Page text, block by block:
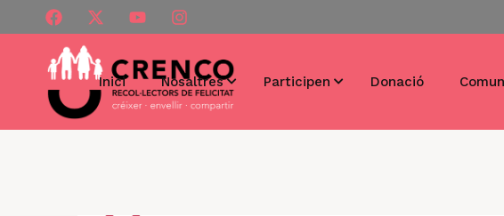
Inici Nosaltres Participen Donació